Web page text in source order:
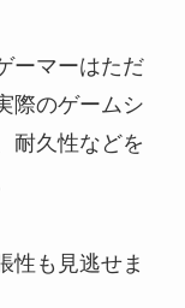
ーマーはただ
際のゲームシ
耐久性などを
性も見逃せま